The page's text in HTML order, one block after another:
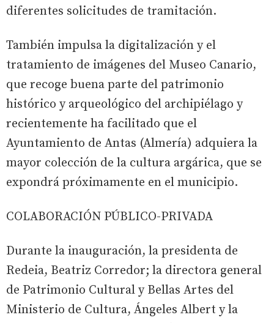
diferentes solicitudes de tramitación.
También impulsa la digitalización y el
tratamiento de imágenes del Museo Canario,
que recoge buena parte del patrimonio
histórico y arqueológico del archipiélago y
recientemente ha facilitado que el
Ayuntamiento de Antas (Almería) adquiera la
mayor colección de la cultura argárica, que se
expondrá próximamente en el municipio.
COLABORACIÓN PÚBLICO-PRIVADA
Durante la inauguración, la presidenta de
Redeia, Beatriz Corredor; la directora general
de Patrimonio Cultural y Bellas Artes del
Ministerio de Cultura, Ángeles Albert y la